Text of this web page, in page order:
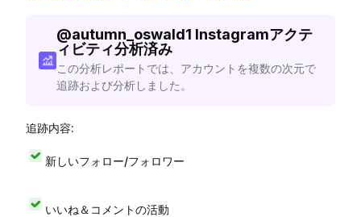
@autumn_oswald1 Instagramアクテ
ィビティ分析済み
この分析レポートでは、アカウントを複数の次元で
追跡および分析しました。
追跡内容:
新しいフォロー/フォロワー
いいね＆コメントの活動